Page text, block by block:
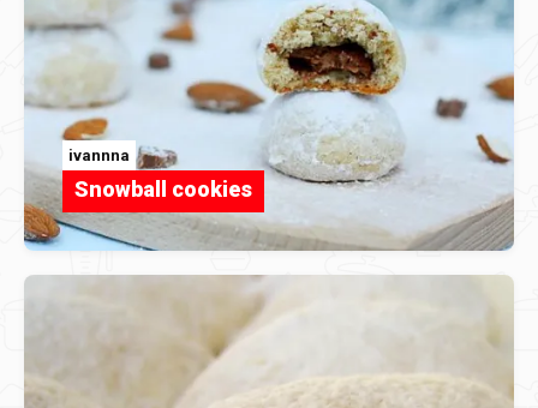
ivannna
Snowball cookies